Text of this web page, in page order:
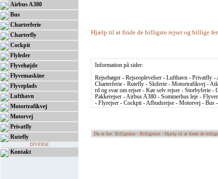
Airbus A380
Bus
Charterferie
Charterfly
Cockpit
Flyleder
Flyvehøjde
Flyvemaskine
Flyveplads
Lufthavn
Motortrafikvej
Motorvej
Privatfly
Rutefly
DIVERSE
Kontakt
Hjælp til at finde de billigste rejser og billige
Information på sider:
Rejsebøger - Rejseoplevelser - Lufthavn - Privatfly
Charterferie - Rutefly - Skiferie - Motortrafikvej -
rd og svar om rejser - Kør selv rejser - Storbyferie -
Pakkerejser - Airbus A380 - Sommerhus leje -
- Flyrejser - Cockpit - Afbudsrejse - Motorvej - Bus
Du er her: Billigrejse - Billigrejse - Hjælp til at finde de